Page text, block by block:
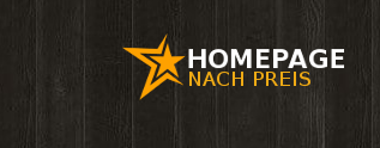
Produkten wie Ebooks & DVDs.…